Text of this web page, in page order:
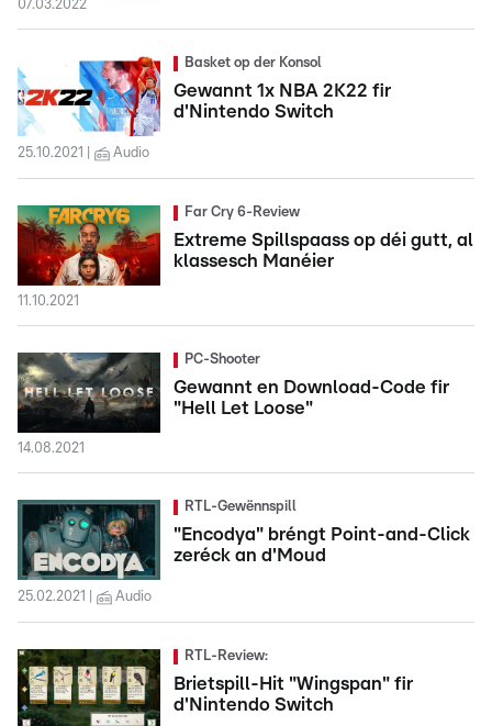
07.03.2022
Basket op der Konsol
Gewannt 1x NBA 2K22 fir
d'Nintendo Switch
25.10.2021 Audio
Far Cry 6-Review
Extreme Spillspaass op déi gutt, al
klassesch Manéier
11.10.2021
PC-Shooter
Gewannt en Download-Code fir
"Hell Let Loose"
14.08.2021
RTL-Gewënnspill
"Encodya" bréngt Point-and-Click
zeréck an d'Moud
25.02.2021 Audio
RTL-Review:
Brietspill-Hit "Wingspan" fir
d'Nintendo Switch